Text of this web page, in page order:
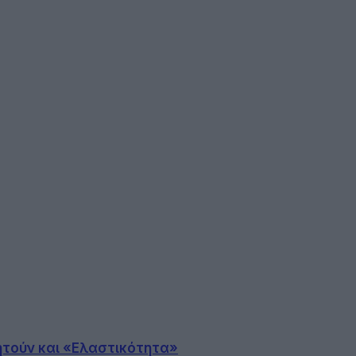
και «Ελαστικότητα»